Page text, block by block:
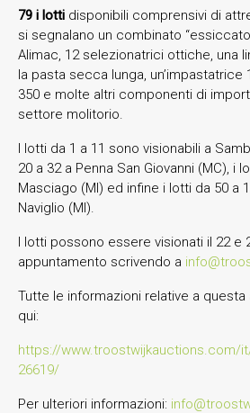
79 i lotti disponibili comprensivi di
si segnalano un combinato
Alimac, 12 selezionatrici ottiche, una
la pasta secca lunga, un’impastatrice
350 e molte altri componenti di
settore molitorio.
I lotti da 1 a 11 sono visionabili a
20 a 32 a Penna San Giovanni (MC), i
Masciago (MI) ed infine i lotti da 50 a
Naviglio (MI).
I lotti possono essere visionati il 22 e
appuntamento scrivendo a
Tutte le informazioni relative a
qui:
https://www.troostwijkauctions.com/
26619/
Per ulteriori informazioni: